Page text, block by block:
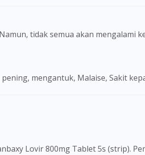
would you like to head over to
do not redirect me
tidak semua akan mengalami
mengantuk, Malaise, Sakit
Lovir 800mg Tablet 5s (strip).